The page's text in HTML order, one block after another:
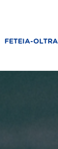
FETEIA-OLTRA